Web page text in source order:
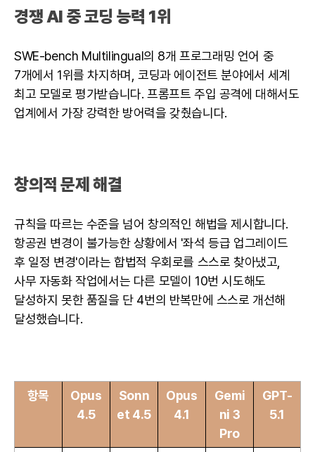
경쟁 AI 중 코딩 능력 1위
SWE-bench Multilingual의 8개 프로그래밍 언어 중
7개에서 1위를 차지하며, 코딩과 에이전트 분야에서 세계
최고 모델로 평가받습니다. 프롬프트 주입 공격에 대해서도
업계에서 가장 강력한 방어력을 갖췄습니다.
창의적 문제 해결
규칙을 따르는 수준을 넘어 창의적인 해법을 제시합니다.
항공권 변경이 불가능한 상황에서 '좌석 등급 업그레이드
후 일정 변경'이라는 합법적 우회로를 스스로 찾아냈고,
사무 자동화 작업에서는 다른 모델이 10번 시도해도
달성하지 못한 품질을 단 4번의 반복만에 스스로 개선해
달성했습니다.
항목
Opus
4.5
Sonn
et 4.5
Opus
4.1
Gemi
ni 3
Pro
GPT-
5.1